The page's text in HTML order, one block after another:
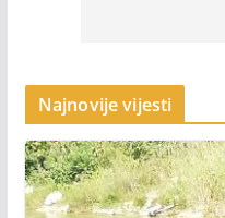
Najnovije vijesti